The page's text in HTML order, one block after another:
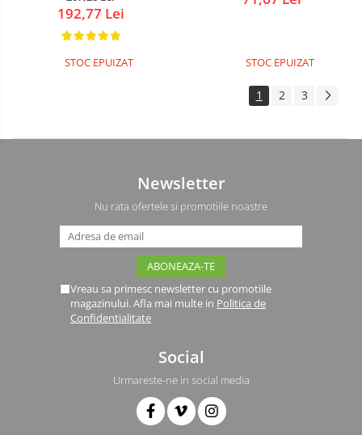
192,77 Lei
STOC EPUIZAT STOC EPUIZAT
1 2 3
Newsletter
Nu rata ofertele si promotiile noastre
Vreau sa primesc newsletter cu promotiile
magazinului. Afla mai multe in Politica de
Confidentialitate
Social
Urmareste-ne in social media